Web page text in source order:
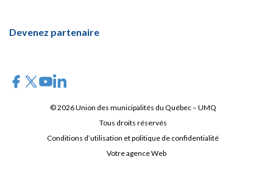
Devenez partenaire
© 2026 Union des municipalités du Québec – UMQ
Tous droits réservés
Conditions d’utilisation et politique de confidentialité
Votre agence Web